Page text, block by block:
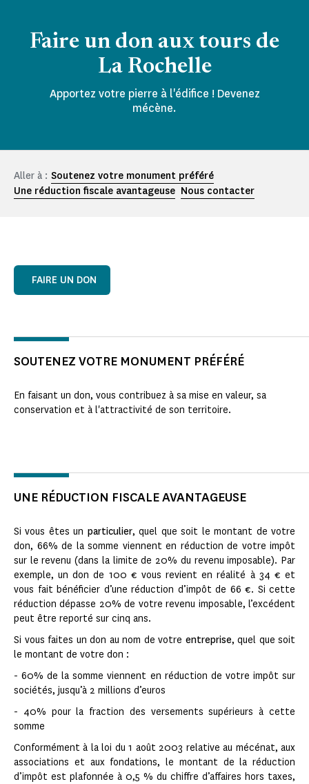
Faire un don aux tours de
La Rochelle
Apportez votre pierre à l'édifice ! Devenez
mécène.
Aller à : Soutenez votre monument préféré
Une réduction fiscale avantageuse Nous contacter
FAIRE UN DON
SOUTENEZ VOTRE MONUMENT PRÉFÉRÉ
En faisant un don, vous contribuez à sa mise en valeur, sa
conservation et à l'attractivité de son territoire.
UNE RÉDUCTION FISCALE AVANTAGEUSE
Si vous êtes un particulier, quel que soit le montant de votre
don, 66% de la somme viennent en réduction de votre impôt
sur le revenu (dans la limite de 20% du revenu imposable). Par
exemple, un don de 100 € vous revient en réalité à 34 € et
vous fait bénéficier d’une réduction d’impôt de 66 €. Si cette
réduction dépasse 20% de votre revenu imposable, l’excédent
peut être reporté sur cinq ans.
Si vous faites un don au nom de votre entreprise, quel que soit
le montant de votre don :
- 60% de la somme viennent en réduction de votre impôt sur
sociétés, jusqu’à 2 millions d’euros
- 40% pour la fraction des versements supérieurs à cette
somme
Conformément à la loi du 1 août 2003 relative au mécénat, aux
associations et aux fondations, le montant de la réduction
d’impôt est plafonnée à 0,5 % du chiffre d’affaires hors taxes,